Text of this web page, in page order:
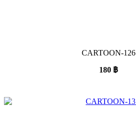
CARTOON-126
180 ฿